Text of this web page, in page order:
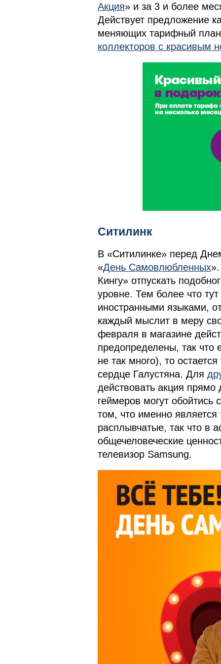
Акция» и за 3 и более
Действует предложение
меняющих тарифный
коллекторов с красивым
Ситилинк
В «Ситилинке» перед
«День Самовлюбленных
Кингу» отпускать
уровне. Тем более что
иностранными языками,
каждый мыслит в меру
февраля в магазине
предопределены, так что
не так много), то
сердце Галустяна. Для
действовать акция
геймеров могут обойтись
том, что именно
расплывчатые, так что в
общечеловеческие
телевизор Samsung.